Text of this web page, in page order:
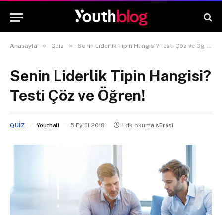
Anasayfa » Quiz » Senin Liderlik Tipin Hangisi? Testi Çöz ve Öğren!
Senin Liderlik Tipin Hangisi?
Testi Çöz ve Öğren!
QUIZ Youthall 5 Eylül 2018 1 dk okuma süresi